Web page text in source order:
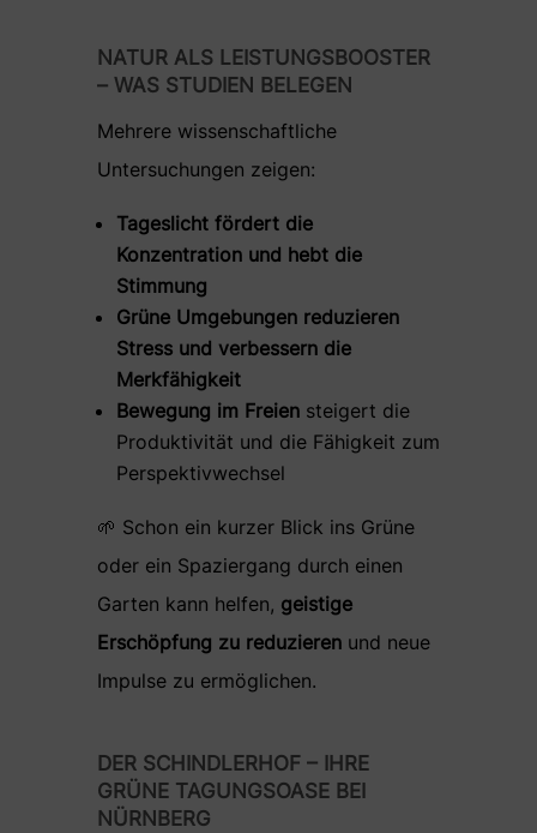
NATUR ALS LEISTUNGSBOOSTER
– WAS STUDIEN BELEGEN
Mehrere wissenschaftliche
Untersuchungen zeigen:
Tageslicht fördert die
Konzentration und hebt die
Stimmung
Grüne Umgebungen reduzieren
Stress und verbessern die
Merkfähigkeit
Bewegung im Freiensteigert die
Produktivität und die Fähigkeit zum
Perspektivwechsel
🌱 Schon ein kurzer Blick ins Grüne
oder ein Spaziergang durch einen
Garten kann helfen, geistige
Erschöpfung zu reduzierenund neue
Impulse zu ermöglichen.
DER SCHINDLERHOF – IHRE
GRÜNE TAGUNGSOASE BEI
NÜRNBERG